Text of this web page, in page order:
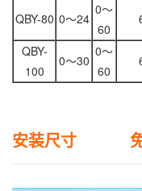
QBY-80 0～24
0～
60
QBY-
100
0～30
0～
60
安装尺寸 免费